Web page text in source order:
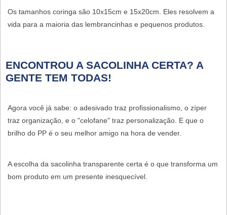
Os tamanhos coringa são 10x15cm e 15x20cm . Eles resolvem a
vida para a maioria das lembrancinhas e pequenos produtos.
ENCONTROU A SACOLINHA CERTA? A
GENTE TEM TODAS!
Agora você já sabe: o adesivado traz profissionalismo, o zíper
traz organização, e o "celofane" traz personalização. E que o
brilho do PP é o seu melhor amigo na hora de vender.
A escolha da sacolinha transparente certa é o que transforma um
bom produto em um presente inesquecível.